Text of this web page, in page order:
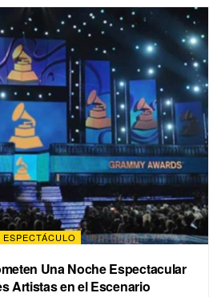
ESPECTÁCULO
Una Noche Espectacular
Artistas en el Escenario